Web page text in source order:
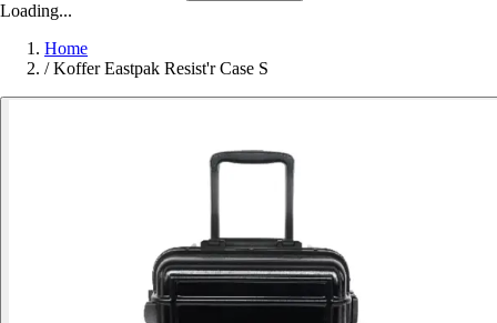
Loading...
Home
/ Koffer Eastpak Resist'r Case S